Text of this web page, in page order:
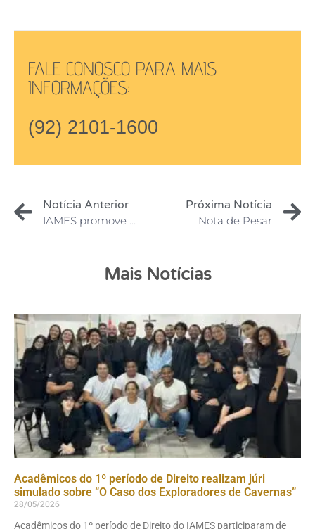
FALE CONOSCO PARA MAIS
INFORMAÇÕES:
(92) 2101-1600
Notícia Anterior
IAMES promove curso de Educação Ambiental para comunidades da Zona Oeste de Manaus
Próxima Notícia
Nota de Pesar
Mais Notícias
Acadêmicos do 1º período de Direito realizam júri
simulado sobre “O Caso dos Exploradores de Cavernas”
28/05/2026
Acadêmicos do 1º período de Direito do IAMES participaram de